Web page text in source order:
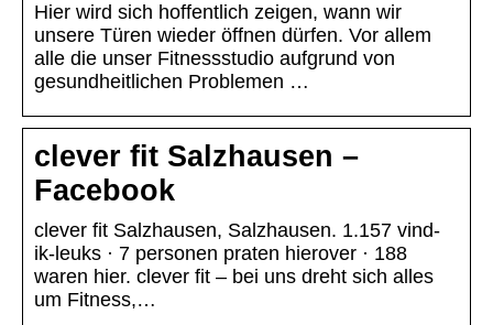
Hier wird sich hoffentlich zeigen, wann wir
unsere Türen wieder öffnen dürfen. Vor allem
alle die unser Fitnessstudio aufgrund von
gesundheitlichen Problemen …
clever fit Salzhausen –
Facebook
clever fit Salzhausen, Salzhausen. 1.157 vind-
ik-leuks · 7 personen praten hierover · 188
waren hier. clever fit – bei uns dreht sich alles
um Fitness,…